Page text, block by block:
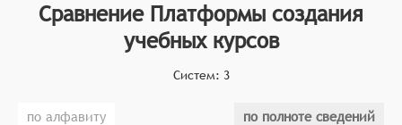
целевой аудитории.
Классификатор программных продуктов Соваре
определяет конкретные функциональные критерии
на рынке Платформы создания учебных курсов,
Сравнение Платформы создания
учебных курсов
Систем: 3
по алфавиту по полноте сведений